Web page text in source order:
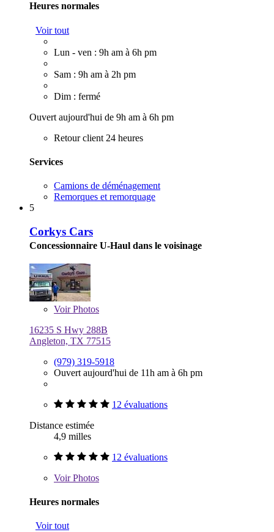
Heures normales
Voir tout
Lun - ven : 9h am à 6h pm
Sam : 9h am à 2h pm
Dim : fermé
Ouvert aujourd'hui de 9h am à 6h pm
Retour client 24 heures
Services
Camions de déménagement
Remorques et remorquage
5
Corkys Cars
Concessionnaire U-Haul dans le voisinage
VoirPhotos
16235 S Hwy 288B
Angleton, TX 77515
(979) 319-5918
Ouvert aujourd'hui de 11h am à 6h pm
12 évaluations
Distance estimée
4,9 milles
12 évaluations
VoirPhotos
Heures normales
Voir tout